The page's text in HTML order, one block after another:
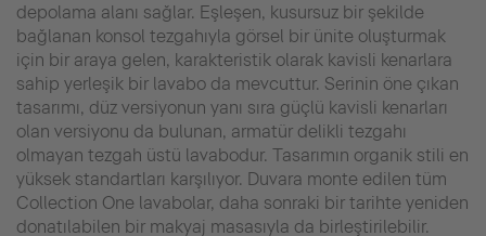
depolama alanı sağlar. Eşleşen, kusursuz bir şekilde
bağlanan konsol tezgahıyla görsel bir ünite oluşturmak
için bir araya gelen, karakteristik olarak kavisli kenarlara
sahip yerleşik bir lavabo da mevcuttur. Serinin öne çıkan
tasarımı, düz versiyonun yanı sıra güçlü kavisli kenarları
olan versiyonu da bulunan, armatür delikli tezgahı
olmayan tezgah üstü lavabodur. Tasarımın organik stili en
yüksek standartları karşılıyor. Duvara monte edilen tüm
Collection One lavabolar, daha sonraki bir tarihte yeniden
donatılabilen bir makyaj masasıyla da birleştirilebilir.